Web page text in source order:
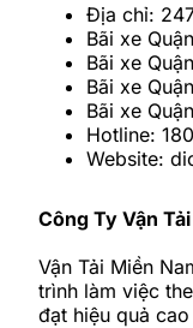
Địa chỉ:
Bãi xe
Bãi xe
Bãi xe
Bãi xe
Hotline:
Website:
Công Ty Vận
Vận Tải Miền
trình làm việc
đạt hiệu quả